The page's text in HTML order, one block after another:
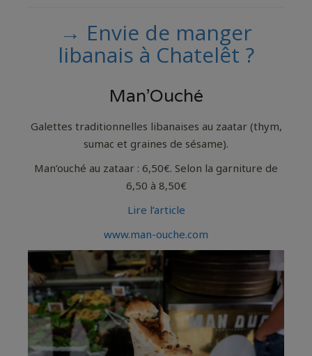
→ Envie de manger
libanais à Chatelêt ?
Man’Ouché
Galettes traditionnelles libanaises au zaatar (thym,
sumac et graines de sésame).
Man’ouché au zataar : 6,50€. Selon la garniture de
6,50 à 8,50€
Lire l’article
www.man-ouche.com